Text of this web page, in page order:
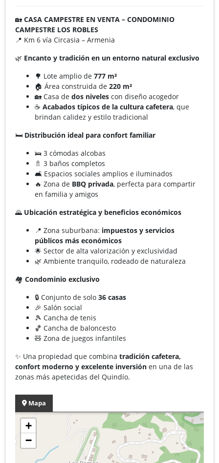
🏡 CASA CAMPESTRE EN VENTA – CONDOMINIO
CAMPESTRE LOS ROBLES
📍 Km 6 vía Circasia – Armenia
🌿 Encanto y tradición en un entorno natural exclusivo
🌳 Lote amplio de 777 m²
🏠 Área construida de 220 m²
🏡 Casa de dos niveles con diseño acogedor
☕ Acabados típicos de la cultura cafetera, que
brindan calidez y estilo tradicional
🛏️ Distribución ideal para confort familiar
🛌 3 cómodas alcobas
🚿 3 baños completos
🛋️ Espacios sociales amplios e iluminados
🔥 Zona de BBQ privada, perfecta para compartir
en familia y amigos
🌄 Ubicación estratégica y beneficios económicos
📍 Zona suburbana: impuestos y servicios
públicos más económicos
🌟 Sector de alta valorización y exclusividad
🌿 Ambiente tranquilo, rodeado de naturaleza
🏘️ Condominio exclusivo
🔒 Conjunto de solo 36 casas
🎉 Salón social
🎾 Cancha de tenis
🏀 Cancha de baloncesto
🧸 Zona de juegos infantiles
✨ Una propiedad que combina tradición cafetera,
confort moderno y excelente inversión en una de las
zonas más apetecidas del Quindío.
Mapa
+
−